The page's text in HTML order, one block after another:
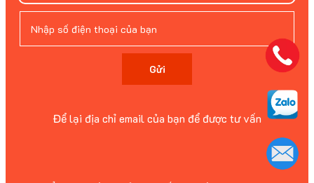
Gửi
Để lại địa chỉ email của bạn để được tư vấn